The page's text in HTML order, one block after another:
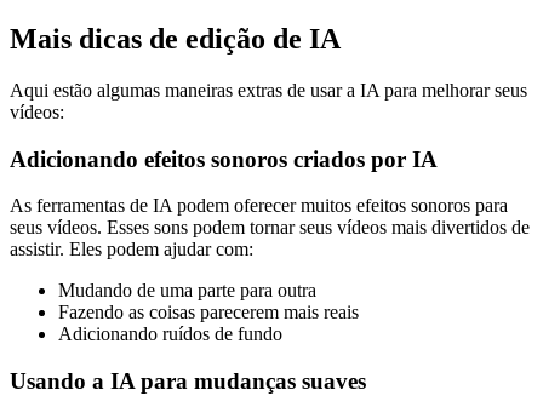
Mais dicas de edição de IA
Aqui estão algumas maneiras extras de usar a IA para melhorar seus
vídeos:
Adicionando efeitos sonoros criados por IA
As ferramentas de IA podem oferecer muitos efeitos sonoros para
seus vídeos. Esses sons podem tornar seus vídeos mais divertidos de
assistir. Eles podem ajudar com:
Mudando de uma parte para outra
Fazendo as coisas parecerem mais reais
Adicionando ruídos de fundo
Usando a IA para mudanças suaves